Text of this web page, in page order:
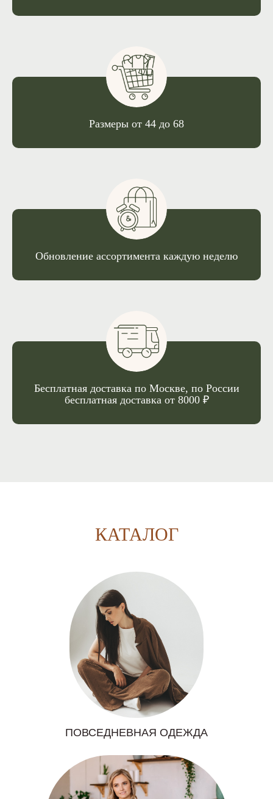
Размеры от 44 до 68
Обновление ассортимента каждую неделю
Бесплатная доставка по Москве, по России
бесплатная доставка от 8000 ₽
КАТАЛОГ
ПОВСЕДНЕВНАЯ ОДЕЖДА